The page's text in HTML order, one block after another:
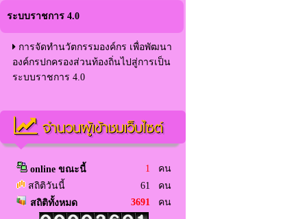
ระบบราชการ 4.0
การจัดทำนวัตกรรมองค์กร เพื่อพัฒนา
องค์กรปกครองส่วนท้องถิ่นไปสู่การเป็น
ระบบราชการ 4.0
จำนวนผู้เข้าชมเว็บไซต์
online ขณะนี้ 1 คน
สถิติวันนี้
61 คน
สถิติทั้งหมด
3691 คน